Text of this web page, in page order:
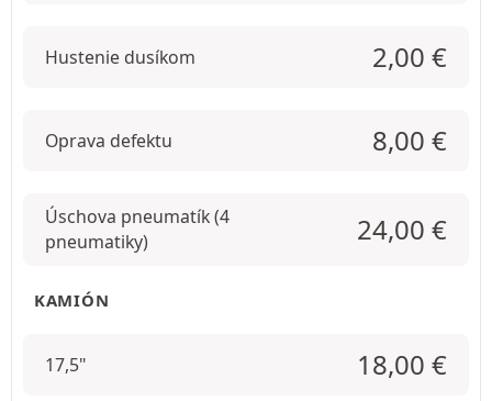
Hustenie dusíkom 2,00 €
Oprava defektu 8,00 €
Úschova pneumatík (4
pneumatiky)
24,00 €
KAMIÓN
17,5" 18,00 €